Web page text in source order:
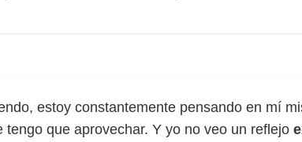
estoy constantemente pensando en mí
tengo que aprovechar. Y yo no veo un reflejo